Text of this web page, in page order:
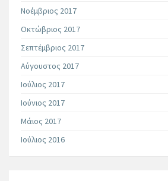
Νοέμβριος 2017
Οκτώβριος 2017
Σεπτέμβριος 2017
Αύγουστος 2017
Ιούλιος 2017
Ιούνιος 2017
Μάιος 2017
Ιούλιος 2016